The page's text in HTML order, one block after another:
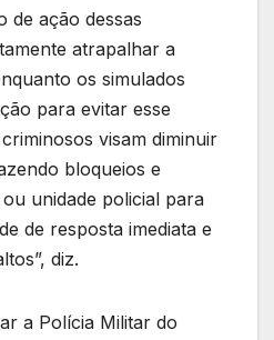
de ação dessas
atrapalhar a
os simulados
para evitar esse
visam diminuir
bloqueios e
unidade policial para
de resposta imediata e
diz.
a Polícia Militar do